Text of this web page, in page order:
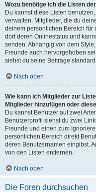
Wozu benötige ich die Listen
Du kannst diese Listen
verwalten. Mitglieder, die du
deinem persönlichen Bereich für
dort deren Onlinestatus und
senden. Abhängig von dem
Freunde auch hervorgehoben
siehst du seine Beiträge
Nach oben
Wie kann ich Mitglieder zur
Mitglieder hinzufügen oder
Du kannst Benutzer auf zwei
Benutzerprofil siehst du zwei
Freunde und einen zum
persönlichen Bereich direkt
deren Benutzernamen eingibst.
von den Listen entfernen.
Nach oben
Die Foren durchsuchen